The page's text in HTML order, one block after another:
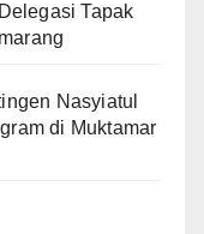
Tapak
Nasyiatul
di Muktamar